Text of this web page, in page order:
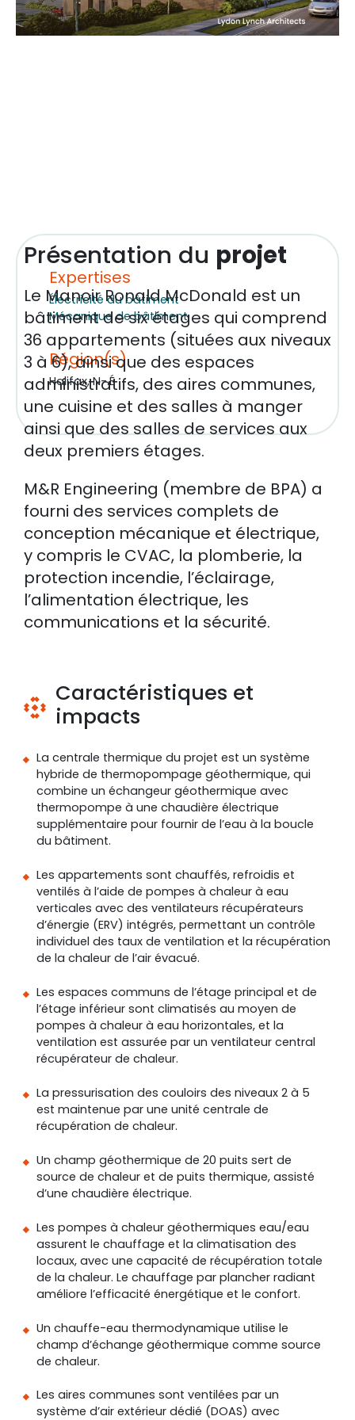
Présentation du projet
Le Manoir Ronald McDonald est un
bâtiment de six étages qui comprend
36 appartements (situées aux niveaux
3 à 6), ainsi que des espaces
administratifs, des aires communes,
une cuisine et des salles à manger
ainsi que des salles de services aux
deux premiers étages.
M&R Engineering (membre de BPA) a
fourni des services complets de
conception mécanique et électrique,
y compris le CVAC, la plomberie, la
protection incendie, l’éclairage,
l’alimentation électrique, les
communications et la sécurité.
Caractéristiques et
impacts
La centrale thermique du projet est un système
hybride de thermopompage géothermique, qui
combine un échangeur géothermique avec
thermopompe à une chaudière électrique
supplémentaire pour fournir de l’eau à la boucle
du bâtiment.
Les appartements sont chauffés, refroidis et
ventilés à l’aide de pompes à chaleur à eau
verticales avec des ventilateurs récupérateurs
d’énergie (ERV) intégrés, permettant un contrôle
individuel des taux de ventilation et la récupération
de la chaleur de l’air évacué.
Les espaces communs de l’étage principal et de
l’étage inférieur sont climatisés au moyen de
pompes à chaleur à eau horizontales, et la
ventilation est assurée par un ventilateur central
récupérateur de chaleur.
La pressurisation des couloirs des niveaux 2 à 5
est maintenue par une unité centrale de
récupération de chaleur.
Un champ géothermique de 20 puits sert de
source de chaleur et de puits thermique, assisté
d’une chaudière électrique.
Les pompes à chaleur géothermiques eau/eau
assurent le chauffage et la climatisation des
locaux, avec une capacité de récupération totale
de la chaleur. Le chauffage par plancher radiant
améliore l’efficacité énergétique et le confort.
Un chauffe-eau thermodynamique utilise le
champ d’échange géothermique comme source
de chaleur.
Les aires communes sont ventilées par un
système d’air extérieur dédié (DOAS) avec
Expertises
Électricité du bâtiment
Mécanique de bâtiment
Région(s)
Halifax, N-.É